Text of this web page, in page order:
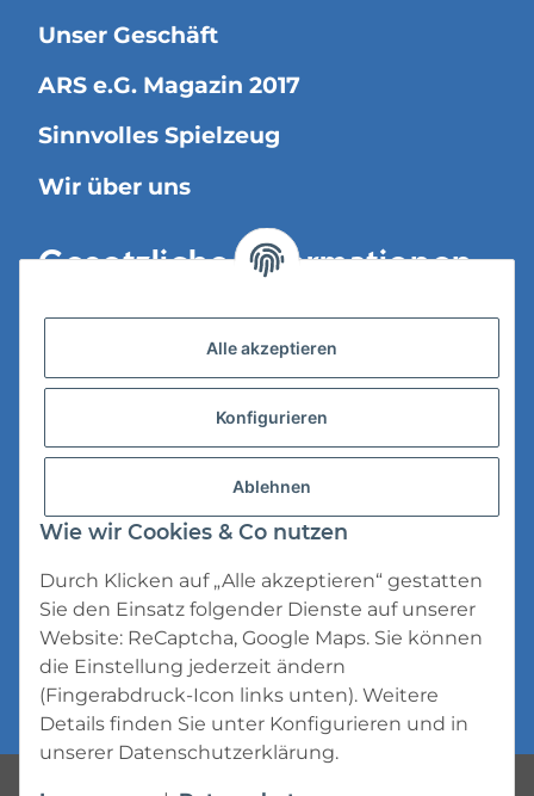
Unser Geschäft
ARS e.G. Magazin 2017
Sinnvolles Spielzeug
Wir über uns
Gesetzliche Informationen
Versandinformationen
Datenschutz
Impressum
* Alle Preise inkl. gesetzlicher USt., zzgl.
Versand
Alle akzeptieren
Konfigurieren
Ablehnen
Wie wir Cookies & Co nutzen
Durch Klicken auf „Alle akzeptieren“ gestatten
Sie den Einsatz folgender Dienste auf unserer
Website: ReCaptcha, Google Maps. Sie können
die Einstellung jederzeit ändern
(Fingerabdruck-Icon links unten). Weitere
Details finden Sie unter Konfigurieren und in
unserer Datenschutzerklärung.